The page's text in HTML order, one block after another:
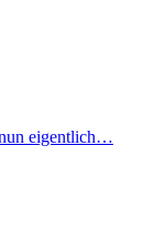
eigentlich…